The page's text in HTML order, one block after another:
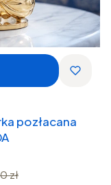
pozłacana
zł